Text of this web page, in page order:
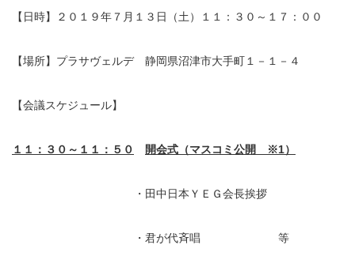
【日時】２０１９年７月１３日（土）１１：３０～１７：００
【場所】プラサヴェルデ 静岡県沼津市大手町１－１－４
【会議スケジュール】
１１：３０～１１：５０ 開会式 （マスコミ公開 ※1）
・田中日本ＹＥＧ会長挨拶
・君が代斉唱 等